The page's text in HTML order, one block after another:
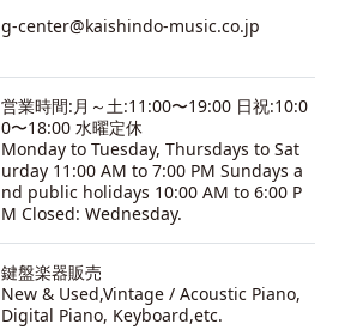
g-center@kaishindo-music.co.jp
営業時間:月～土:11:00〜19:00 日祝:10:0
0〜18:00 水曜定休
Monday to Tuesday, Thursdays to Sat
urday 11:00 AM to 7:00 PM Sundays a
nd public holidays 10:00 AM to 6:00 P
M Closed: Wednesday.
鍵盤楽器販売
New & Used,Vintage / Acoustic Piano,
Digital Piano, Keyboard,etc.